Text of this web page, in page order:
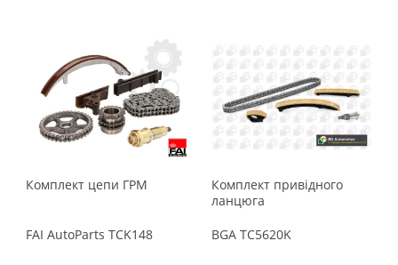
Комплект цепи ГРМ
FAI AutoParts TCK148
Комплект привідного
ланцюга
BGA TC5620K